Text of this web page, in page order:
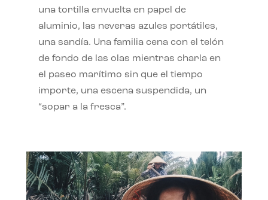
una tortilla envuelta en papel de
aluminio, las neveras azules portátiles,
una sandía. Una familia cena con el telón
de fondo de las olas mientras charla en
el paseo marítimo sin que el tiempo
importe, una escena suspendida, un
“sopar a la fresca”.